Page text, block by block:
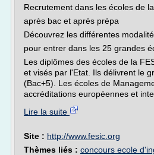
Recrutement dans les écoles de
après bac et après prépa
Découvrez les différentes
pour entrer dans les 25 grandes
Les diplômes des écoles de la
et visés par l'Etat. Ils délivrent le
(Bac+5). Les écoles de
accréditations européennes et
Lire la suite
Site : http://www.fesic.org
Thèmes liés : concours ecole